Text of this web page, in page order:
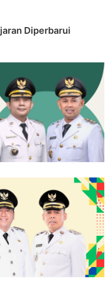
Diperbarui